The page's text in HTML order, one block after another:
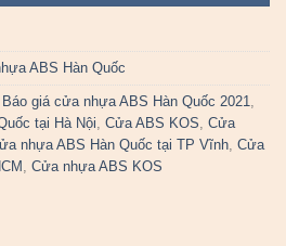
ABS Hàn Quốc
Báo giá cửa nhựa ABS Hàn Quốc 2021,
tại Hà Nội, Cửa ABS KOS, Cửa
nhựa ABS Hàn Quốc tại TP Vĩnh, Cửa
, Cửa nhựa ABS KOS